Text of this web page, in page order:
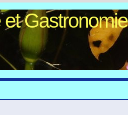
Gastronomie